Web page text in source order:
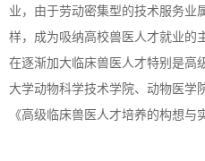
业，由于劳动密集型的技术服务业
样，成为吸纳高校兽医人才就业的
在逐渐加大临床兽医人才特别是高
大学动物科学技术学院、动物医学
《高级临床兽医人才培养的构想与